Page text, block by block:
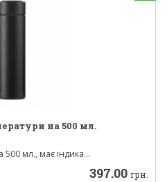
на 500 мл.
500 мл., має індика...
397.00 грн.